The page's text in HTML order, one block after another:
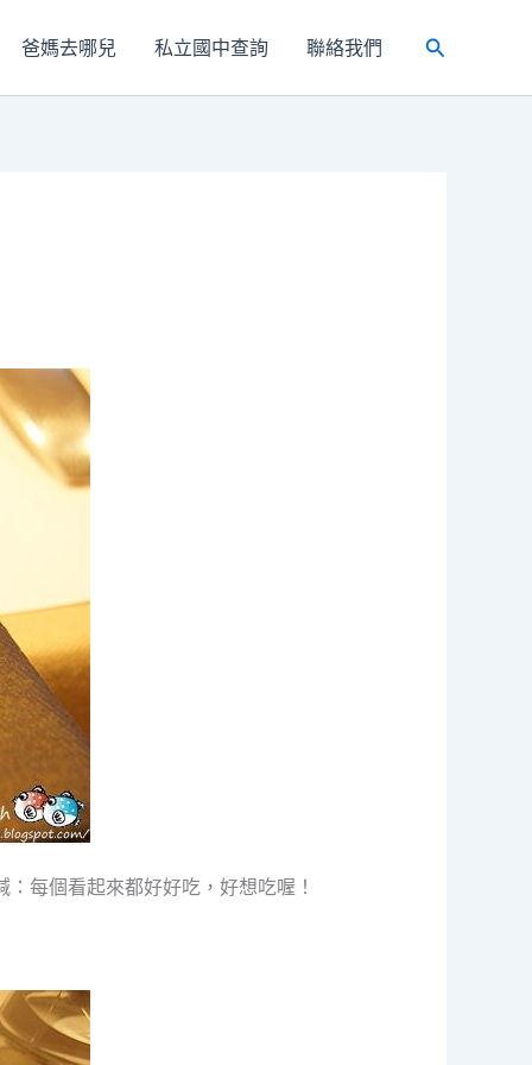
爸媽去哪兒 私立國中查詢 聯絡我們
搜
每個看起來都好好吃，好想吃喔！